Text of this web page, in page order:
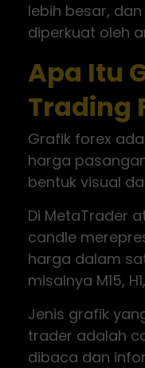
lebih besar,
diperkuat oleh
Apa Itu
Trading
Grafik forex
harga
bentuk visual
Di MetaTrader
candle
harga dalam
misalnya M15,
Jenis grafik
trader adalah
dibaca dan